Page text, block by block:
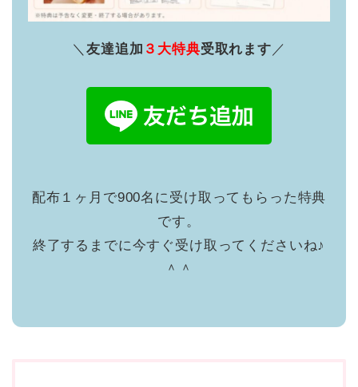
＼友達追加 ３大特典受取れます ／
配布１ヶ月で900名に受け取ってもらった特典
です。
終了するまでに今すぐ受け取ってくださいね♪
＾＾